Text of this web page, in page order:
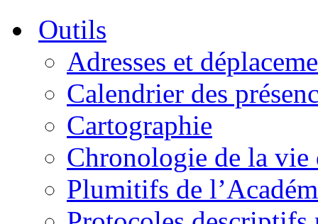
Outils
Adresses et
Calendrier des
Cartographie
Chronologie de la vie
Plumitifs de